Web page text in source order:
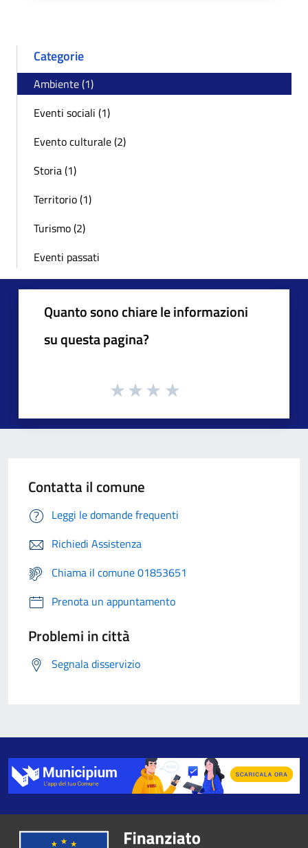
Categorie
Ambiente (1)
Eventi sociali (1)
Evento culturale (2)
Storia (1)
Territorio (1)
Turismo (2)
Eventi passati
Quanto sono chiare le informazioni
su questa pagina?
Contatta il comune
Leggi le domande frequenti
Richiedi Assistenza
Chiama il comune 01853651
Prenota un appuntamento
Problemi in città
Segnala disservizio